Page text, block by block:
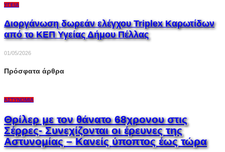
ΥΓΕΊΑ
Διοργάνωση δωρεάν ελέγχου Triplex Kαρωτίδων
από το ΚΕΠ Υγείας Δήμου Πέλλας
01/05/2026
Πρόσφατα άρθρα
ΑΣΤΥΝΟΜΊΑ
Θρίλερ με τον θάνατο 68χρονου στις
Σέρρες- Συνεχίζονται οι έρευνες της
Αστυνομίας – Κανείς ύποπτος έως τώρα